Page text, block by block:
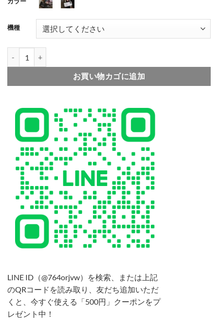
機種
お買い物カゴに追加
LINE ID（@764orjvw）を検索、または上記
のQRコードを読み取り、友だち追加いただ
くと、今すぐ使える「500円」クーポンをプ
レゼント中！